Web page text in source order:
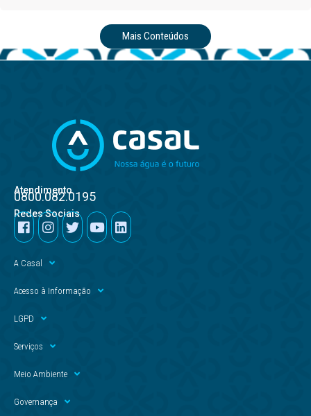
Mais Conteúdos
Atendimento
0800.082.0195
Redes Sociais
A Casal
Acesso à Informação
LGPD
Serviços
Meio Ambiente
Governança